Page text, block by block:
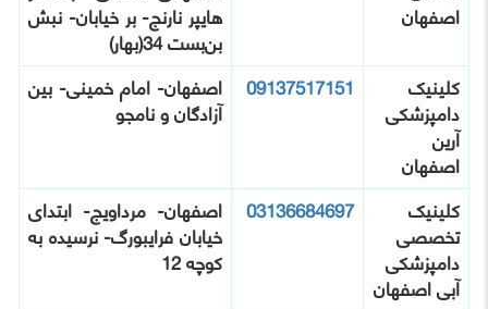
اصفهان هایپر نارنج- بر خیابان- نبش
بن‌بست 34(بهار)
کلینیک
دامپزشکی
آرین
اصفهان
09137517151 اصفهان- امام خمینی- بین
آزادگان و نامجو
کلینیک
تخصصی
دامپزشکی
آبی اصفهان
03136684697 اصفهان- مرداویج- ابتدای
خیابان فرایبورگ- نرسیده به
کوچه 12